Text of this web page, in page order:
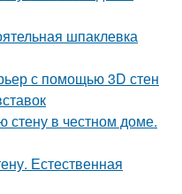
шпаклевка
с помощью 3D стен
стену в честном доме.
Естественная